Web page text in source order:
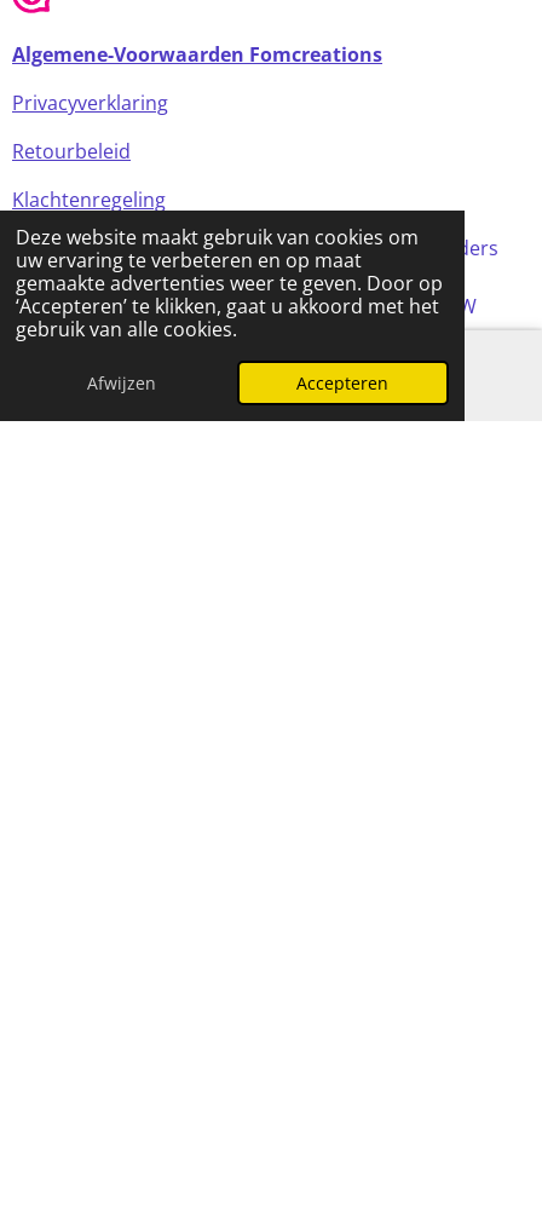
Deze website maakt gebruik van cookies om
uw ervaring te verbeteren en op maat
gemaakte advertenties weer te geven. Door op
‘Accepteren’ te klikken, gaat u akkoord met het
gebruik van alle cookies.
Afwijzen Accepteren
Algemene-Voorwaarden Fomcreations
Privacyverklaring
Retourbeleid
Klachtenregeling
Alle prijzen in de webshop zijn incl BTW (tenzij anders
aangegeven)
© 2024 FOMCreations, KvK Utrecht 70316023 . BTW
NL858256356B01
E-mailadres